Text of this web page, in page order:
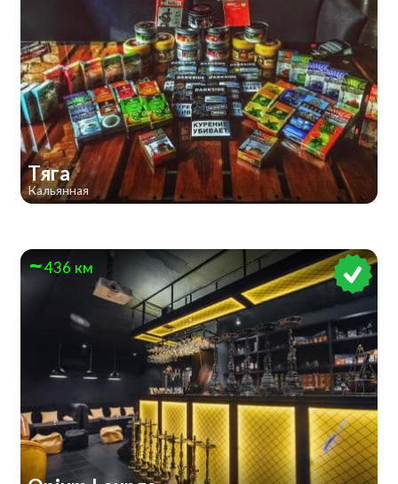
Тяга
Кальянная
436 км